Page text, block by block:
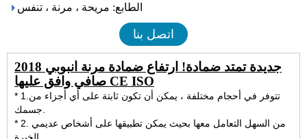
الطابع: مريحة ، مرنة ، تنفس
اتصل بنا
2018 جديدة تمتد ضمادة! ارتفاع ضمادة مرنة أنبوبي
صافي وافق عليها CE ISO
* 1.تتوفر في أحجام مختلفة ، يمكن أن تكون ثابتة على أي أجزاء من
* 2. من السهل التعامل معها بحيث يمكن تطبيقها على أشخاص عديمي